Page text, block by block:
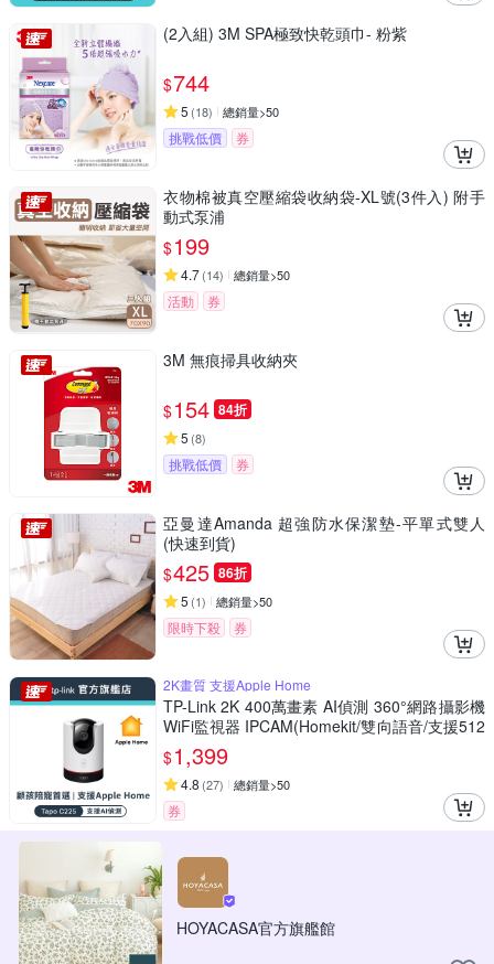
(2入組) 3M SPA極致快乾頭巾- 粉紫
$744
5 (18) 總銷量>50
挑戰低價 券
衣物棉被真空壓縮袋收納袋-XL號(3件入) 附手
動式泵浦
$199
4.7(14) 總銷量>50
活動 券
3M 無痕掃具收納夾
$154 84折
5 (8)
挑戰低價 券
亞曼達Amanda 超強防水保潔墊-平單式雙人
(快速到貨)
$425 86折
5 (1) 總銷量>50
限時下殺 券
2K畫質 支援Apple Home
TP-Link 2K 400萬畫素 AI偵測 360°網路攝影機
WiFi監視器 IPCAM(Homekit/雙向語音/支援512
G//Tapo C225)
$1,399
4.8 (27) 總銷量>50
券
HOYACASA官方旗艦館